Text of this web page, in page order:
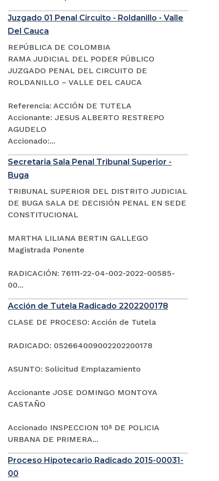
Juzgado 01 Penal Circuito - Roldanillo - Valle
Del Cauca
REPÚBLICA DE COLOMBIA
RAMA JUDICIAL DEL PODER PÚBLICO
JUZGADO PENAL DEL CIRCUITO DE
ROLDANILLO – VALLE DEL CAUCA
Referencia: ACCIÓN DE TUTELA
Accionante: JESUS ALBERTO RESTREPO
AGUDELO
Accionado:...
Secretaria Sala Penal Tribunal Superior -
Buga
TRIBUNAL SUPERIOR DEL DISTRITO JUDICIAL
DE BUGA SALA DE DECISIÓN PENAL EN SEDE
CONSTITUCIONAL
MARTHA LILIANA BERTIN GALLEGO
Magistrada Ponente
RADICACIÓN: 76111-22-04-002-2022-00585-
00...
Acción de Tutela Radicado 2202200178
CLASE DE PROCESO: Acción de Tutela
RADICADO: 052664009002202200178
ASUNTO: Solicitud Emplazamiento
Accionante JOSE DOMINGO MONTOYA
CASTAÑO
Accionado INSPECCION 10ª DE POLICIA
URBANA DE PRIMERA...
Proceso Hipotecario Radicado 2015-00031-
00